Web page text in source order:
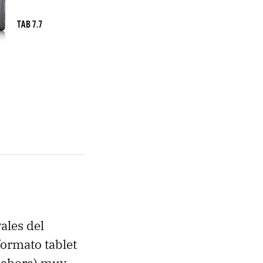
del
tablet